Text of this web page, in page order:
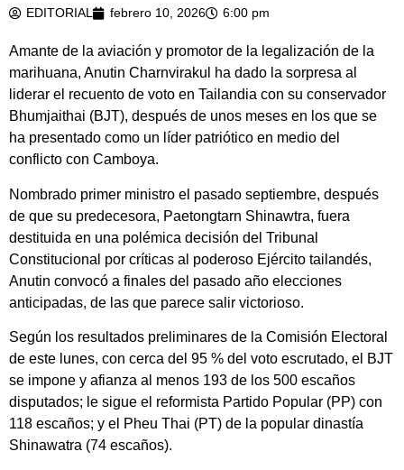
EDITORIAL febrero 10, 2026 6:00 pm
Amante de la aviación y promotor de la legalización de la
marihuana, Anutin Charnvirakul ha dado la sorpresa al
liderar el recuento de voto en Tailandia con su conservador
Bhumjaithai (BJT), después de unos meses en los que se
ha presentado como un líder patriótico en medio del
conflicto con Camboya.
Nombrado primer ministro el pasado septiembre, después
de que su predecesora, Paetongtarn Shinawtra, fuera
destituida en una polémica decisión del Tribunal
Constitucional por críticas al poderoso Ejército tailandés,
Anutin convocó a finales del pasado año elecciones
anticipadas, de las que parece salir victorioso.
Según los resultados preliminares de la Comisión Electoral
de este lunes, con cerca del 95 % del voto escrutado, el BJT
se impone y afianza al menos 193 de los 500 escaños
disputados; le sigue el reformista Partido Popular (PP) con
118 escaños; y el Pheu Thai (PT) de la popular dinastía
Shinawatra (74 escaños).